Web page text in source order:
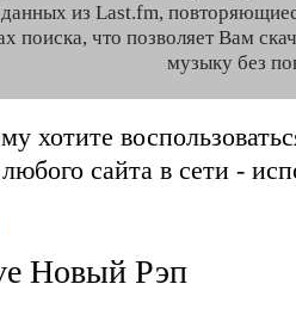
из Last.fm,
поиска, что позволяет Вам
музыку без
хотите
любого сайта в сети -
Новый Рэп